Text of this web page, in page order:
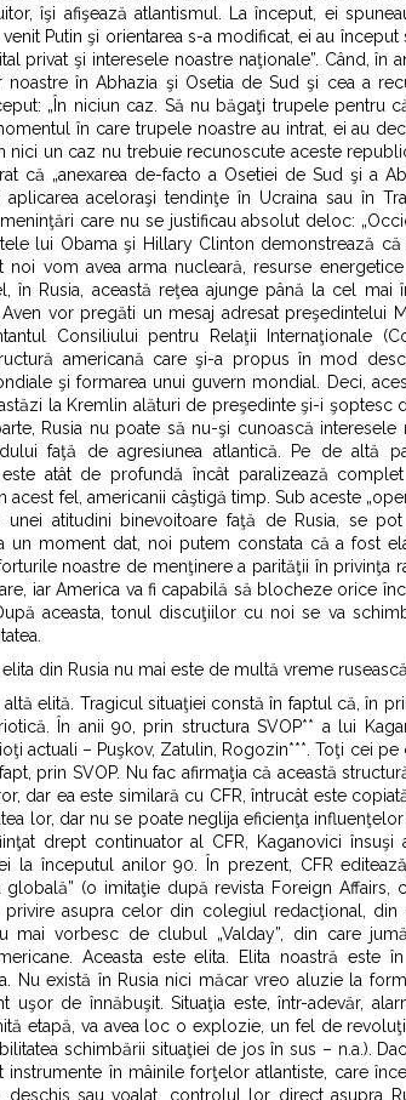
îşi afişează atlantismul. La început, ei
Putin şi orientarea s-a modificat, ei au început
privat şi interesele noastre naţionale”. Când, în
în Abhazia şi Osetia de Sud şi cea a
„În niciun caz. Să nu băgaţi trupele pentru
în care trupele noastre au intrat, ei au
un caz nu trebuie recunoscute aceste
că „anexarea de-facto a Osetiei de Sud şi a
aceloraşi tendinţe în Ucraina sau în
care nu se justificau absolut deloc:
lui Obama şi Hillary Clinton demonstrează că
vom avea arma nucleară, resurse
în Rusia, această reţea ajunge până la cel mai
vor pregăti un mesaj adresat preşedintelui
Consiliului pentru Relaţii Internaţionale
americană care şi-a propus în mod
şi formarea unui guvern mondial. Deci,
la Kremlin alături de preşedinte şi-i şoptesc
Rusia nu poate să nu-şi cunoască interesele
faţă de agresiunea atlantică. Pe de altă
atât de profundă încât paralizează complet
acest fel, americanii câştigă timp. Sub aceste
unei atitudini binevoitoare faţă de Rusia, se
un moment dat, noi putem constata că a fost
noastre de menţinere a parităţii în privinţa
iar America va fi capabilă să blocheze orice
aceasta, tonul discuţiilor cu noi se va
din Rusia nu mai este de multă vreme
elită. Tragicul situaţiei constă în faptul că, în
În anii 90, prin structura SVOP** a lui
actuali – Puşkov, Zatulin, Rogozin***. Toţi cei pe
prin SVOP. Nu fac afirmaţia că această
dar ea este similară cu CFR, întrucât este
lor, dar nu se poate neglija eficienţa influenţelor
drept continuator al CFR, Kaganovici însuşi
la începutul anilor 90. În prezent, CFR
(o imitaţie după revista Foreign Affairs,
asupra celor din colegiul redacţional, din
mai vorbesc de clubul „Valday”, din care
Aceasta este elita. Elita noastră este
Nu există în Rusia nici măcar vreo aluzie la
uşor de înnăbuşit. Situaţia este, într-adevăr,
etapă, va avea loc o explozie, un fel de
schimbării situaţiei de jos în sus – n.a.).
în mâinile forţelor atlantiste, care
deschis sau voalat, controlul lor direct asupra